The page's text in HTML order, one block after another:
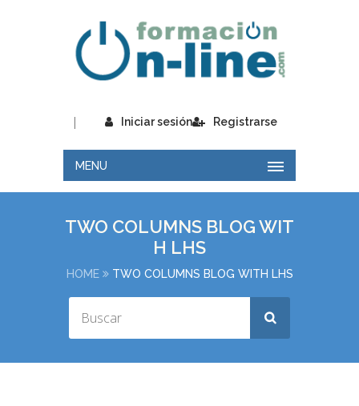
Iniciar sesión
| Registrarse
MENU
TWO COLUMNS BLOG WIT
H LHS
HOME TWO COLUMNS BLOG WITH LHS